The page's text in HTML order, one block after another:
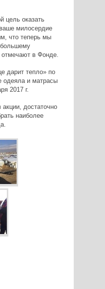
цель оказать
милосердие
что теперь мы
отмечают в Фонде.
дарит тепло» по
одеяла и матрасы
2017 г.
достаточно
наиболее